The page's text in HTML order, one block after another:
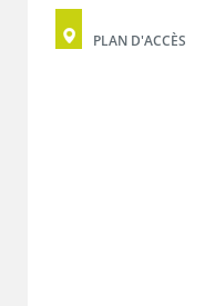
PLAN D'ACCÈS